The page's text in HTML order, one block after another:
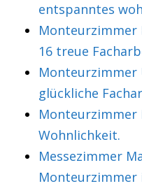
entspanntes
Monteurzimmer
16 treue
Monteurzimmer
glückliche
Wohnlichkeit.
Messezimmer
Monteurzimmer